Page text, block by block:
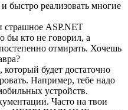
и быстро реализовать многие
страшное ASP.NET
бы кто не говорил, а
отмирать. Хочешь
будет достаточно
Например, тебе надо
устройств.
Часто на твои